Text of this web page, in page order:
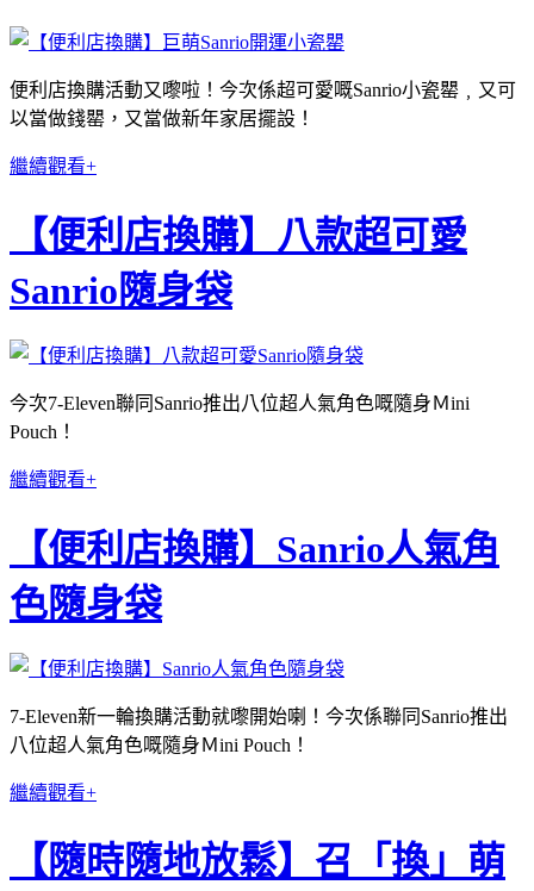
便利店換購活動又嚟啦！今次係超可愛嘅Sanrio小瓷罌﹐又可
以當做錢罌，又當做新年家居擺設！
繼續觀看+
【便利店換購】八款超可愛
Sanrio隨身袋
今次7-Eleven聯同Sanrio推出八位超人氣角色嘅隨身Ｍini
Pouch！
繼續觀看+
【便利店換購】Sanrio人氣角
色隨身袋
7-Eleven新一輪換購活動就嚟開始喇！今次係聯同Sanrio推出
八位超人氣角色嘅隨身Ｍini Pouch！
繼續觀看+
【隨時隨地放鬆】召「換」萌